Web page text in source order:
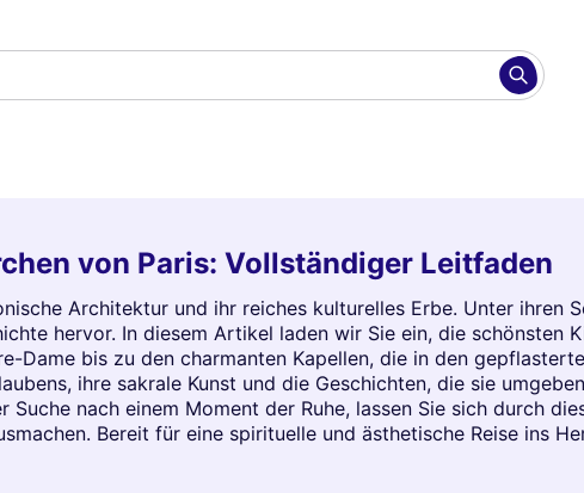
von Paris: Vollständiger Leitfaden
Architektur und ihr reiches kulturelles Erbe. Unter ihren
hervor. In diesem Artikel laden wir Sie ein, die schönsten
Dame bis zu den charmanten Kapellen, die in den
ihre sakrale Kunst und die Geschichten, die sie
nach einem Moment der Ruhe, lassen Sie sich durch
Bereit für eine spirituelle und ästhetische Reise ins